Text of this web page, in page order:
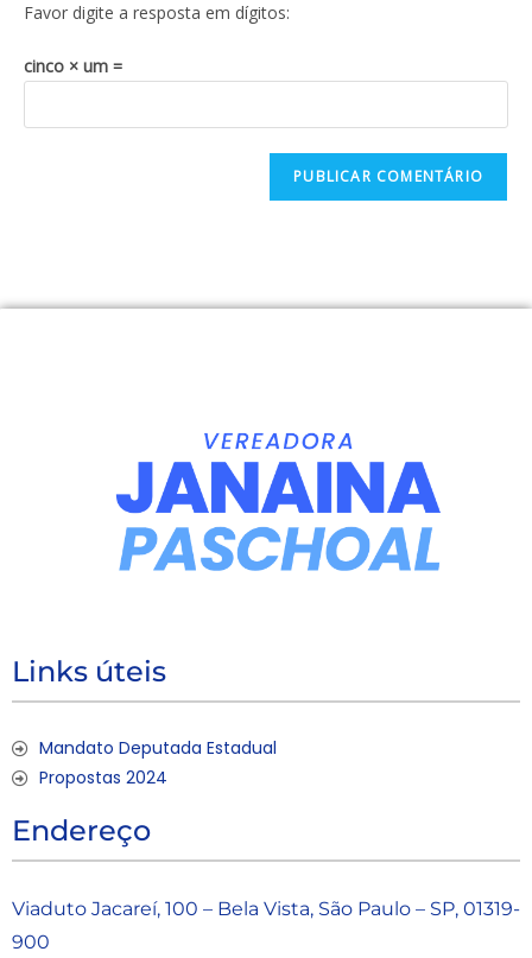
Favor digite a resposta em dígitos:
cinco × um =
Links úteis
Mandato Deputada Estadual
Propostas 2024
Endereço
Viaduto Jacareí, 100 – Bela Vista, São Paulo – SP, 01319-
900